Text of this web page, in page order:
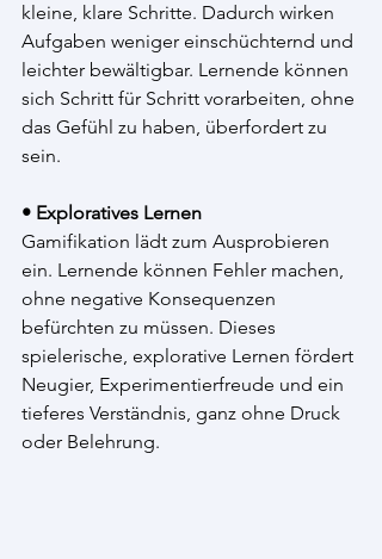
kleine, klare Schritte. Dadurch wirken
Aufgaben weniger einschüchternd und
leichter bewältigbar. Lernende können
sich Schritt für Schritt vorarbeiten, ohne
das Gefühl zu haben, überfordert zu
sein.
• Exploratives Lernen
Gamifikation lädt zum Ausprobieren
ein. Lernende können Fehler machen,
ohne negative Konsequenzen
befürchten zu müssen. Dieses
spielerische, explorative Lernen fördert
Neugier, Experimentierfreude und ein
tieferes Verständnis, ganz ohne Druck
oder Belehrung.